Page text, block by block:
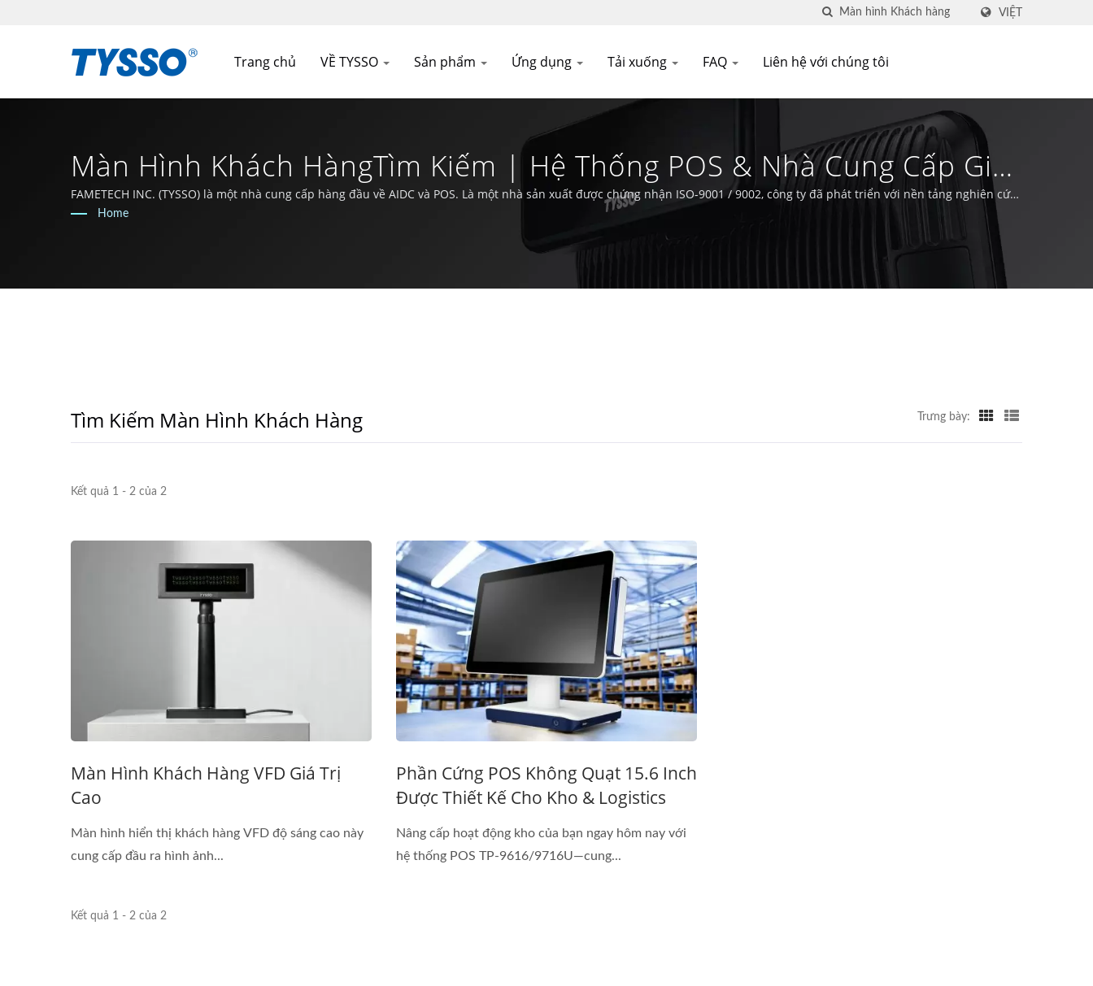
VIỆT
Trang chủ VỀ TYSSO Sản phẩm Ứng dụng Tải xuống FAQ Liên hệ với chúng tôi
Màn Hình Khách HàngTìm Kiếm | Hệ Thống POS & Nhà Cung Cấp Giải
Pháp POS - FAMETECH
FAMETECH INC. (TYSSO) là một nhà cung cấp hàng đầu về AIDC và POS. Là một nhà sản xuất được chứng nhận ISO-9001 / 9002, công ty đã phát triển với nền tảng nghiên cứu
và phát triển mạnh mẽ và toàn bộ đội ngũ cam kết duy trì vị trí dẫn đầu trong lĩnh vực công nghệ Auto-ID và POS.
Home
Tìm Kiếm Màn Hình Khách Hàng Trưng bày:
Kết quả 1 - 2 của 2
Màn Hình Khách Hàng VFD Giá Trị
Cao
Màn hình hiển thị khách hàng VFD độ sáng cao này
cung cấp đầu ra hình ảnh...
Phần Cứng POS Không Quạt 15.6 Inch
Được Thiết Kế Cho Kho & Logistics
Nâng cấp hoạt động kho của bạn ngay hôm nay với
hệ thống POS TP-9616/9716U—cung...
Kết quả 1 - 2 của 2